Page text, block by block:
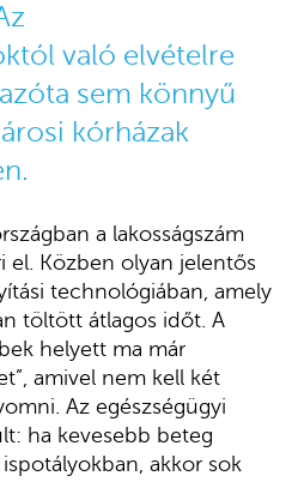
való elvételre
sem könnyű
kórházak
a lakosságszám
el. Közben olyan jelentős
technológiában, amely
töltött átlagos időt. A
helyett ma már
amivel nem kell két
Az egészségügyi
ha kevesebb beteg
akkor sok